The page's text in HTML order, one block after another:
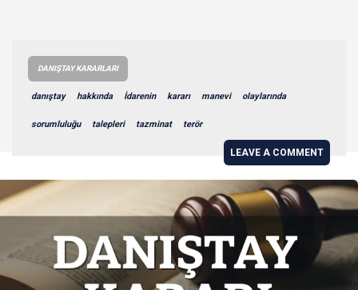
DANIŞTAY KARARLARI
danıştay hakkında İdarenin kararı manevi olaylarında
sorumluluğu talepleri tazminat terör
LEAVE A COMMENT